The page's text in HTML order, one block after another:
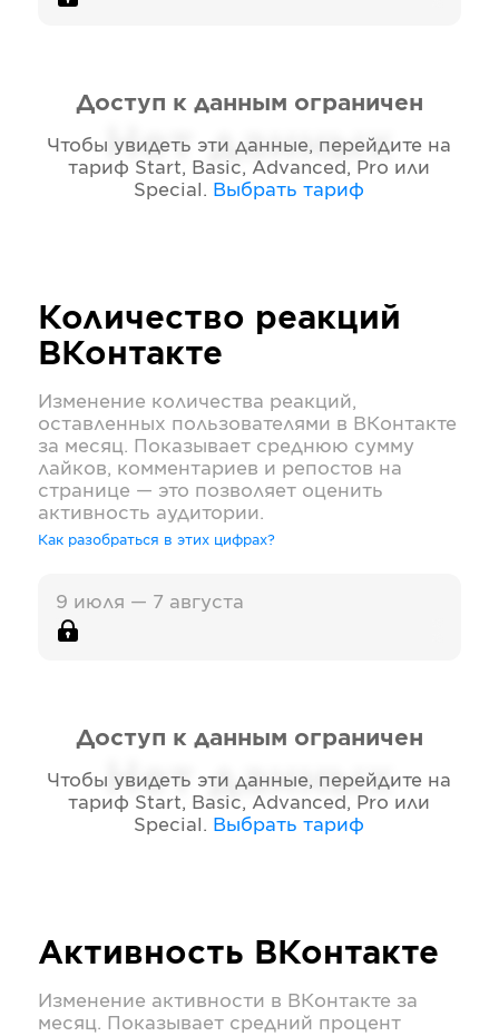
Нет данных
Доступ к данным ограничен
Чтобы увидеть эти данные, перейдите на
тариф Start, Basic, Advanced, Pro или
Special . Выбрать тариф
Количество реакций
ВКонтакте
Изменение количества реакций,
оставленных пользователями в ВКонтакте
за месяц. Показывает среднюю сумму
лайков, комментариев и репостов на
странице — это позволяет оценить
активность аудитории.
Как разобраться в этих цифрах?
9 июля — 7 августа
Нет данных
Доступ к данным ограничен
Чтобы увидеть эти данные, перейдите на
тариф Start, Basic, Advanced, Pro или
Special . Выбрать тариф
Активность ВКонтакте
Изменение активности в ВКонтакте за
месяц. Показывает средний процент